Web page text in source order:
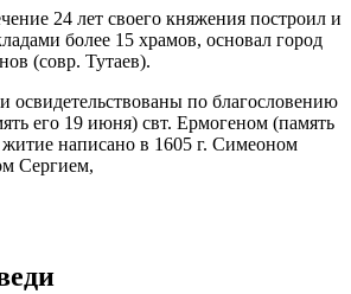
24 лет своего княжения построил и
более 15 храмов, основал город
(совр. Тутаев).
освидетельствованы по благословению
его 19 июня) свт. Ермогеном (память
написано в 1605 г. Симеоном
Сергием,